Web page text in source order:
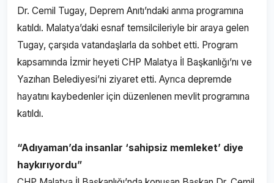
Dr. Cemil Tugay, Deprem Anıtı’ndaki anma programına
katıldı. Malatya’daki esnaf temsilcileriyle bir araya gelen
Tugay, çarşıda vatandaşlarla da sohbet etti. Program
kapsamında İzmir heyeti CHP Malatya İl Başkanlığı’nı ve
Yazıhan Belediyesi’ni ziyaret etti. Ayrıca depremde
hayatını kaybedenler için düzenlenen mevlit programına
katıldı.
“Adıyaman’da insanlar ‘sahipsiz memleket’ diye
haykırıyordu”